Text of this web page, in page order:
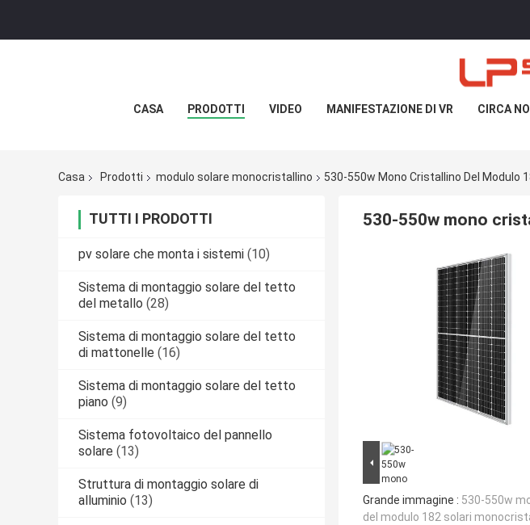
CASA PRODOTTI VIDEO MANIFESTAZIONE DI VR CIRCA NOI
Casa Prodotti modulo solare monocristallino 530-550w Mono Cristallino Del Modulo
TUTTI I PRODOTTI
pv solare che monta i sistemi (10)
Sistema di montaggio solare del tetto
del metallo (28)
Sistema di montaggio solare del tetto
di mattonelle (16)
Sistema di montaggio solare del tetto
piano (9)
Sistema fotovoltaico del pannello
solare (13)
Struttura di montaggio solare di
alluminio (13)
530-550w mono
Grande immagine : 530-550w
del modulo 182 solari